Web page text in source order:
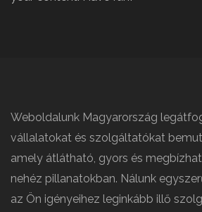
Weboldalunk Magyarország
vállalatokat és szolgáltatókat
amely átlátható, gyors és
nehéz pillanatokban. Nálunk
az Ön igényeihez leginkább illő